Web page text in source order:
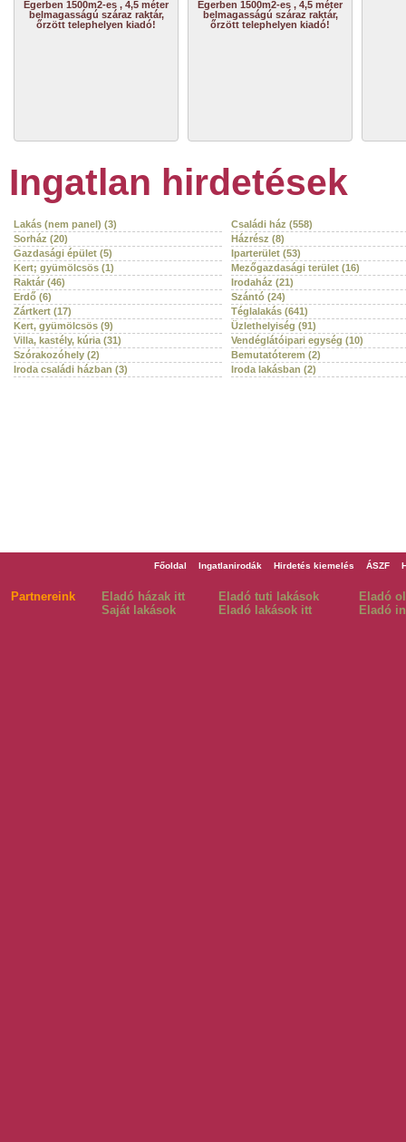
Egerben 1500m2-es , 4,5 méter
belmagasságú száraz raktár,
őrzött telephelyen kiadó!
Egerben 1500m2-es , 4,5 méter
belmagasságú száraz raktár,
őrzött telephelyen kiadó!
Ingatlan hirdetések
Lakás (nem panel) (3)
Családi ház (558)
Sorház (20)
Házrész (8)
Gazdasági épület (5)
Iparterület (53)
Kert; gyümölcsös (1)
Mezőgazdasági terület (16)
Raktár (46)
Irodaház (21)
Erdő (6)
Szántó (24)
Zártkert (17)
Téglalakás (641)
Kert, gyümölcsös (9)
Üzlethelyiség (91)
Villa, kastély, kúria (31)
Vendéglátóipari egység (10)
Szórakozóhely (2)
Bemutatóterem (2)
Iroda családi házban (3)
Iroda lakásban (2)
Főoldal Ingatlanirodák Hirdetés kiemelés ÁSZF
Partnereink Eladó házak itt Eladó tuti lakások
Eladó
Saját lakások
Eladó lakások itt Eladó